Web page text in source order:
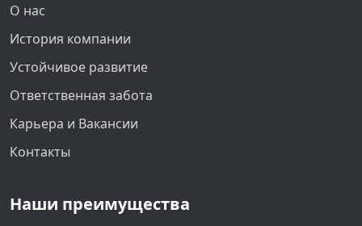
О нас
История компании
Устойчивое развитие
Ответственная забота
Карьера и Вакансии
Контакты
Наши преимущества